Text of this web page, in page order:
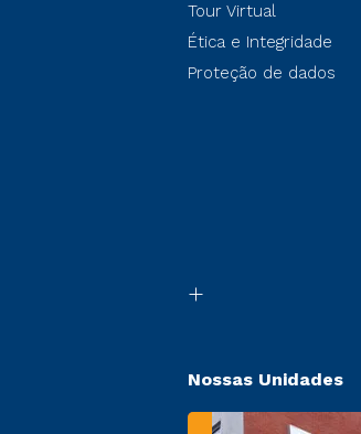
Tour Virtual
Ética e Integridade
Proteção de dados
Nossas Unidades